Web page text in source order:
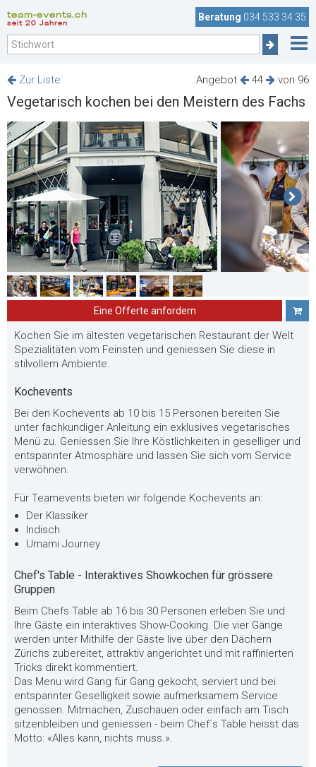
team-events.ch
seit 20 Jahren
Beratung 034 533 34 35
Angebot 44 von 96
Zur Liste
Vegetarisch kochen bei den Meistern des Fachs
Eine Offerte anfordern
Kochen Sie im ältesten vegetarischen Restaurant der Welt
Spezialitäten vom Feinsten und geniessen Sie diese in
stilvollem Ambiente.
Kochevents
Bei den Kochevents ab 10 bis 15 Personen bereiten Sie
unter fachkundiger Anleitung ein exklusives vegetarisches
Menü zu. Geniessen Sie Ihre Köstlichkeiten in geselliger und
entspannter Atmosphäre und lassen Sie sich vom Service
verwöhnen.
Für Teamevents bieten wir folgende Kochevents an:
Der Klassiker
Indisch
Umami Journey
Chef's Table - Interaktives Showkochen für grössere
Gruppen
Beim Chefs Table ab 16 bis 30 Personen erleben Sie und
Ihre Gäste ein interaktives Show-Cooking. Die vier Gänge
werden unter Mithilfe der Gäste live über den Dächern
Zürichs zubereitet, attraktiv angerichtet und mit raffinierten
Tricks direkt kommentiert.
Das Menu wird Gang für Gang gekocht, serviert und bei
entspannter Geselligkeit sowie aufmerksamem Service
genossen. Mitmachen, Zuschauen oder einfach am Tisch
sitzenbleiben und geniessen - beim Chef´s Table heisst das
Motto: «Alles kann, nichts muss.».